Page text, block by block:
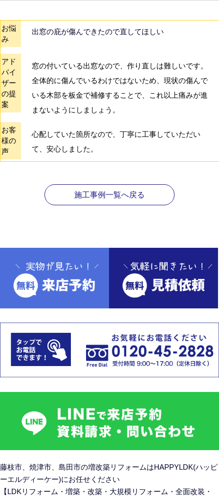
お悩
み
出窓の庇が傷んできたので直してほしい
アド
バイ
ザー
の提
案
窓の付いている出窓なので、作り直しは難しいです。
全体的に傷んでいるわけではないため、現状の傷んで
いる木部を板金で補修することで、これ以上痛みが進
まないようにしましょう。
お客
様の
声
心配していた箇所なので、丁寧に工事していただい
て、安心しました。
施工事例一覧へ戻る
藤枝市、焼津市、島田市の増改築リフォームはHAPPYLDK(ハッピ
ーエルディーケー)にお任せください
【LDKリフォーム・増築・改築・大規模リフォーム・全面改装・